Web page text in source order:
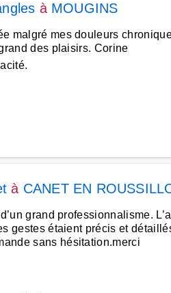
à MOUGINS
malgré mes douleurs
des plaisirs. Corine
à CANET EN
grand professionnalisme.
gestes étaient précis et
sans hésitation.merci